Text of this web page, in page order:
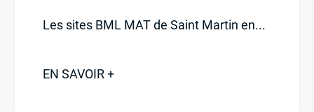
Les sites BML MAT de Saint Martin en...
EN SAVOIR +